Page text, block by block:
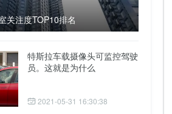
关注度TOP10排名
特斯拉车载摄像头可监控驾驶
员。这就是为什么
2021-05-31 16:30:38